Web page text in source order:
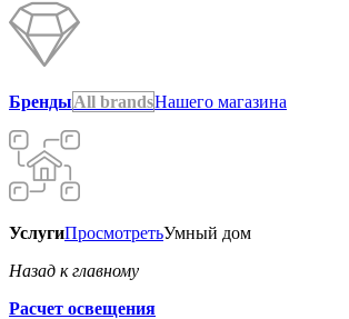
БрендыAll brandsНашего магазина
УслугиПросмотретьУмный дом
Назад к главному
Расчет освещения